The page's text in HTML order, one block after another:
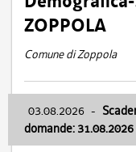
ZOPPOLA
Comune di Zoppola
03.08.2026 -
domande: